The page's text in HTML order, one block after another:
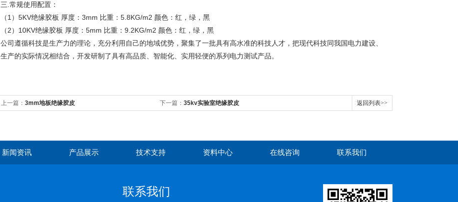
三.常规使用配置：
（1）5KV绝缘胶板 厚度：3mm 比重：5.8KG/m2 颜色：红，绿，黑
（2）10KV绝缘胶板 厚度：5mm 比重：9.2KG/m2 颜色：红，绿，黑
公司遵循科技是生产力的理论，充分利用自己的地域优势，聚集了一批具有高水准的科技人才，把现代科技同我国电力建设、
生产的实际情况相结合，开发研制了具有高品质、智能化、实用轻便的系列电力测试产品。
上一篇： 3mm地板绝缘胶皮 下一篇： 35kv实验室绝缘胶皮 返回列表>>
新闻资讯 产品展示 技术支持 资料中心 在线咨询 联系我们
联系我们